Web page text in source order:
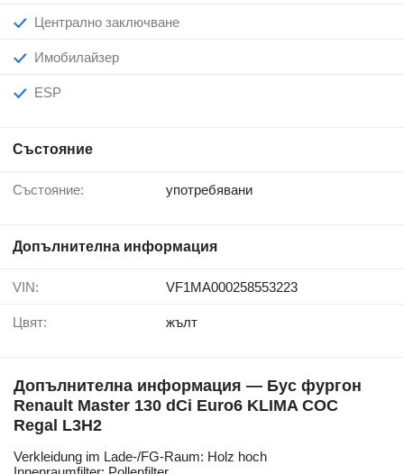
Централно заключване
Имобилайзер
ESP
Състояние
Състояние: употребявани
Допълнителна информация
VIN: VF1MA000258553223
Цвят: жълт
Допълнителна информация — Бус фургон
Renault Master 130 dCi Euro6 KLIMA COC
Regal L3H2
Verkleidung im Lade-/FG-Raum: Holz hoch